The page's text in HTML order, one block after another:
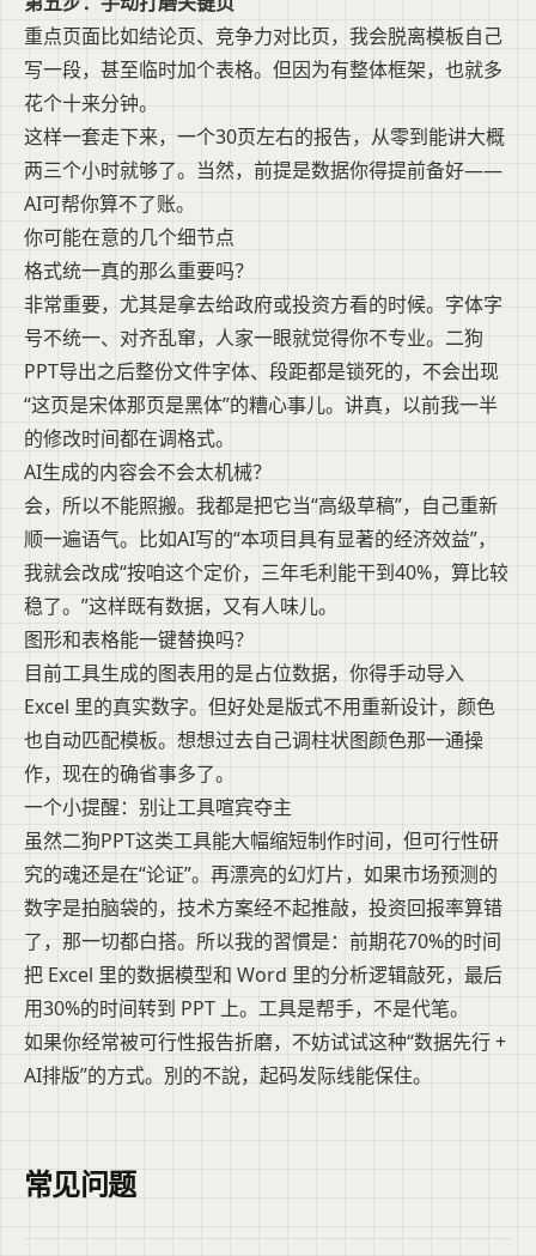
重点页面比如结论页、竞争力对比页，我会脱离模板自己
写一段，甚至临时加个表格。但因为有整体框架，也就多
花个十来分钟。
这样一套走下来，一个30页左右的报告，从零到能讲大概
两三个小时就够了。当然，前提是数据你得提前备好——
AI可帮你算不了账。
你可能在意的几个细节点
格式统一真的那么重要吗？
非常重要，尤其是拿去给政府或投资方看的时候。字体字
号不统一、对齐乱窜，人家一眼就觉得你不专业。二狗
PPT导出之后整份文件字体、段距都是锁死的，不会出现
“这页是宋体那页是黑体”的糟心事儿。讲真，以前我一半
的修改时间都在调格式。
AI生成的内容会不会太机械？
会，所以不能照搬。我都是把它当“高级草稿”，自己重新
顺一遍语气。比如AI写的“本项目具有显著的经济效益”，
我就会改成“按咱这个定价，三年毛利能干到40%，算比较
稳了。”这样既有数据，又有人味儿。
图形和表格能一键替换吗？
目前工具生成的图表用的是占位数据，你得手动导入
Excel 里的真实数字。但好处是版式不用重新设计，颜色
也自动匹配模板。想想过去自己调柱状图颜色那一通操
作，现在的确省事多了。
一个小提醒：别让工具喧宾夺主
虽然二狗PPT这类工具能大幅缩短制作时间，但可行性研
究的魂还是在“论证”。再漂亮的幻灯片，如果市场预测的
数字是拍脑袋的，技术方案经不起推敲，投资回报率算错
了，那一切都白搭。所以我的習慣是：前期花70%的时间
把 Excel 里的数据模型和 Word 里的分析逻辑敲死，最后
用30%的时间转到 PPT 上。工具是帮手，不是代笔。
如果你经常被可行性报告折磨，不妨试试这种“数据先行 +
AI排版”的方式。別的不說，起码发际线能保住。
常见问题